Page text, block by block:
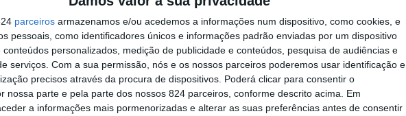
parceiros armazenamos e/ou acedemos a informações num dispositivo, como cookies, e
pessoais, como identificadores únicos e informações padrão enviadas por um dispositivo
conteúdos personalizados, medição de publicidade e conteúdos, pesquisa de audiências e
serviços. Com a sua permissão, nós e os nossos parceiros poderemos usar identificação e
precisos através da procura de dispositivos. Poderá clicar para consentir o
nossa parte e pela parte dos nossos 824 parceiros, conforme descrito acima. Em
a informações mais pormenorizadas e alterar as suas preferências antes de consentir
Ação 1 – Destino Turístico”, promovida pela CIM do Tâmega e
2020 e União Europeia, através do FEDER – Fundo